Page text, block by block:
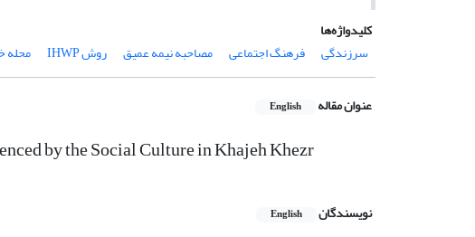
کلیدواژه‌ها
سرزندگی
فرهنگ اجتماعی مصاحبه نیمه عمیق روش IHWP محله
عنوان مقاله English
by the Social Culture in Khajeh Khezr
نویسندگان English